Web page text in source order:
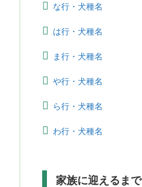
な行・犬種名
は行・犬種名
ま行・犬種名
や行・犬種名
ら行・犬種名
わ行・犬種名
家族に迎えるまで